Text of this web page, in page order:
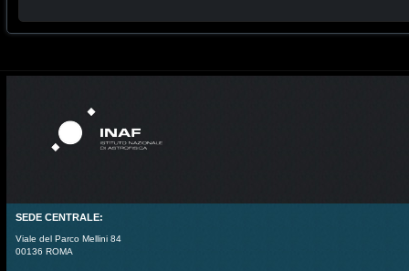
SEDE CENTRALE:
Viale del Parco Mellini 84
00136 ROMA